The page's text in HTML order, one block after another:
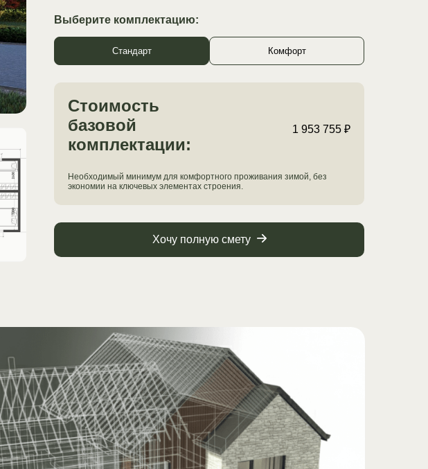
Выберите комплектацию:
Стандарт Комфорт
Стоимость
базовой
комплектации:
1 953 755 ₽
Необходимый минимум для комфортного проживания зимой, без
экономии на ключевых элементах строения.
Хочу полную смету